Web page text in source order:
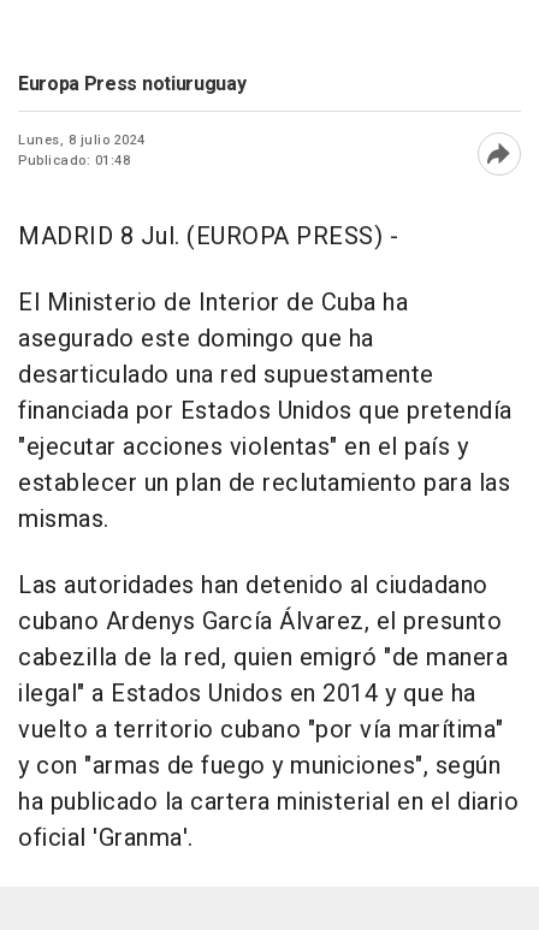
Europa Press notiuruguay
Lunes, 8 julio 2024
Publicado: 01:48
MADRID 8 Jul. (EUROPA PRESS) -
El Ministerio de Interior de Cuba ha
asegurado este domingo que ha
desarticulado una red supuestamente
financiada por Estados Unidos que pretendía
"ejecutar acciones violentas" en el país y
establecer un plan de reclutamiento para las
mismas.
Las autoridades han detenido al ciudadano
cubano Ardenys García Álvarez, el presunto
cabezilla de la red, quien emigró "de manera
ilegal" a Estados Unidos en 2014 y que ha
vuelto a territorio cubano "por vía marítima"
y con "armas de fuego y municiones", según
ha publicado la cartera ministerial en el diario
oficial 'Granma'.